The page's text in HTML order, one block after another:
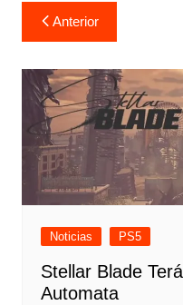
Navegação
de
Post
Anterior
Noticias PS5
Stellar Blade
Automata